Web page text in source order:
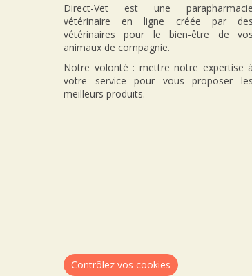
Direct-Vet est une parapharmacie
vétérinaire en ligne créée par des
vétérinaires pour le bien-être de vos
animaux de compagnie.
Notre volonté : mettre notre expertise à
votre service pour vous proposer les
meilleurs produits.
Contrôlez vos cookies